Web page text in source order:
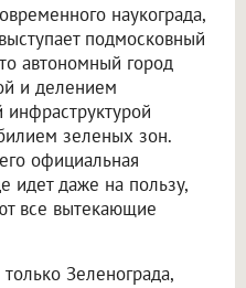
наукограда,
подмосковный
автономный город
и делением
зеленых зон.
официальная
идет даже на пользу,
все вытекающие
Зеленограда,